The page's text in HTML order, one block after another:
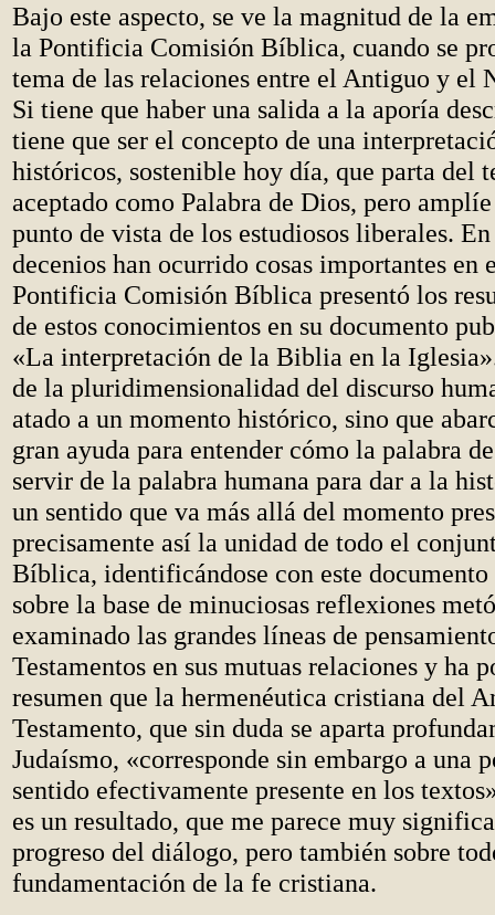
Bajo este aspecto, se ve la magnitud de la
la Pontificia Comisión Bíblica, cuando se
tema de las relaciones entre el Antiguo y el
Si tiene que haber una salida a la aporía
tiene que ser el concepto de una
históricos, sostenible hoy día, que parta del
aceptado como Palabra de Dios, pero
punto de vista de los estudiosos liberales.
decenios han ocurrido cosas importantes en
Pontificia Comisión Bíblica presentó los
de estos conocimientos en su documento
«La interpretación de la Biblia en la
de la pluridimensionalidad del discurso
atado a un momento histórico, sino que
gran ayuda para entender cómo la palabra
servir de la palabra humana para dar a la
un sentido que va más allá del momento
precisamente así la unidad de todo el
Bíblica, identificándose con este
sobre la base de minuciosas reflexiones
examinado las grandes líneas de
Testamentos en sus mutuas relaciones y ha
resumen que la hermenéutica cristiana del
Testamento, que sin duda se aparta
Judaísmo, «corresponde sin embargo a una
sentido efectivamente presente en los
es un resultado, que me parece muy
progreso del diálogo, pero también sobre
fundamentación de la fe cristiana.